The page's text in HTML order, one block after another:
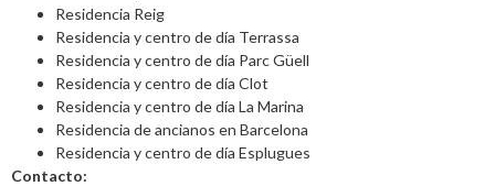
Residencia Reig
Residencia y centro de día Terrassa
Residencia y centro de día Parc Güell
Residencia y centro de día Clot
Residencia y centro de día La Marina
Residencia de ancianos en Barcelona
Residencia y centro de día Esplugues
Contacto: